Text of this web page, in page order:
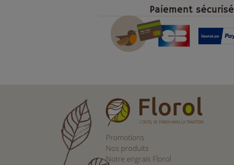
Paiement sécurisé
Promotions
Nos produits
Notre engrais Florol